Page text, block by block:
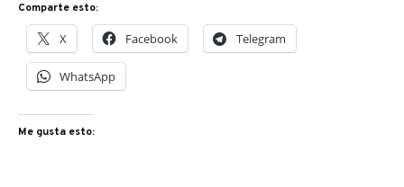
Comparte esto:
X Facebook Telegram
WhatsApp
Me gusta esto: